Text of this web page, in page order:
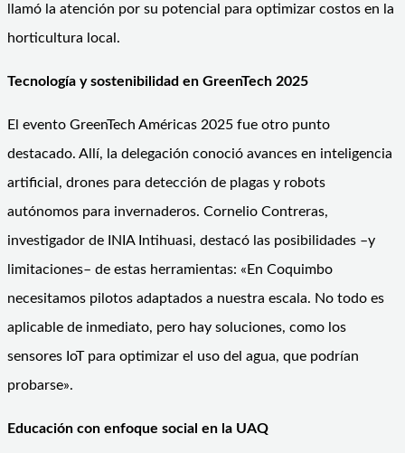
llamó la atención por su potencial para optimizar costos en la
horticultura local.
Tecnología y sostenibilidad en GreenTech 2025
El evento GreenTech Américas 2025 fue otro punto
destacado. Allí, la delegación conoció avances en inteligencia
artificial, drones para detección de plagas y robots
autónomos para invernaderos. Cornelio Contreras,
investigador de INIA Intihuasi, destacó las posibilidades –y
limitaciones– de estas herramientas: «En Coquimbo
necesitamos pilotos adaptados a nuestra escala. No todo es
aplicable de inmediato, pero hay soluciones, como los
sensores IoT para optimizar el uso del agua, que podrían
probarse».
Educación con enfoque social en la UAQ